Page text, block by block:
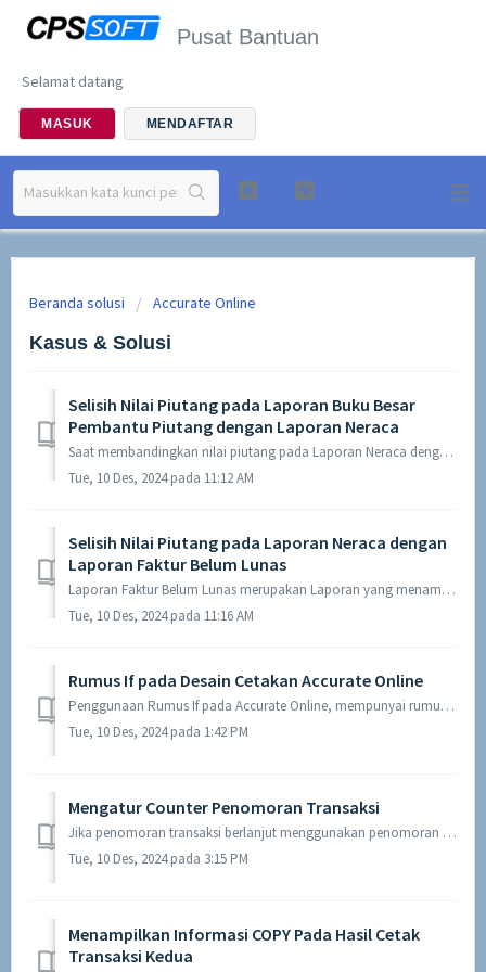
Pusat Bantuan
Selamat datang
MASUK MENDAFTAR
Beranda solusi Accurate Online
Kasus & Solusi
Selisih Nilai Piutang pada Laporan Buku Besar
Pembantu Piutang dengan Laporan Neraca
Saat membandingkan nilai piutang pada Laporan Neraca dengan nilai piutang pada Laporan Buku Besar Pembantu Piutang dan terdapat selisih nilai, hal ini bisa ...
Tue, 10 Des, 2024 pada 11:12 AM
Selisih Nilai Piutang pada Laporan Neraca dengan
Laporan Faktur Belum Lunas
Laporan Faktur Belum Lunas merupakan Laporan yang menampilkan Nilai Piutang yang berasal dari transaksi Faktur Penjualan (pada Modul Penjualan) yang masih b...
Tue, 10 Des, 2024 pada 11:16 AM
Rumus If pada Desain Cetakan Accurate Online
Penggunaan Rumus If pada Accurate Online, mempunyai rumus dasar sebagai berikut ini : SYARAT ? BENAR : SALAH Ilustrasi : Pada desain cetakan transaksi Pen...
Tue, 10 Des, 2024 pada 1:42 PM
Mengatur Counter Penomoran Transaksi
Jika penomoran transaksi berlanjut menggunakan penomoran sebelum menggunakan Accurate Online, sedangkan penomoran transaksi baru pada Accurate Online selalu...
Tue, 10 Des, 2024 pada 3:15 PM
Menampilkan Informasi COPY Pada Hasil Cetak
Transaksi Kedua